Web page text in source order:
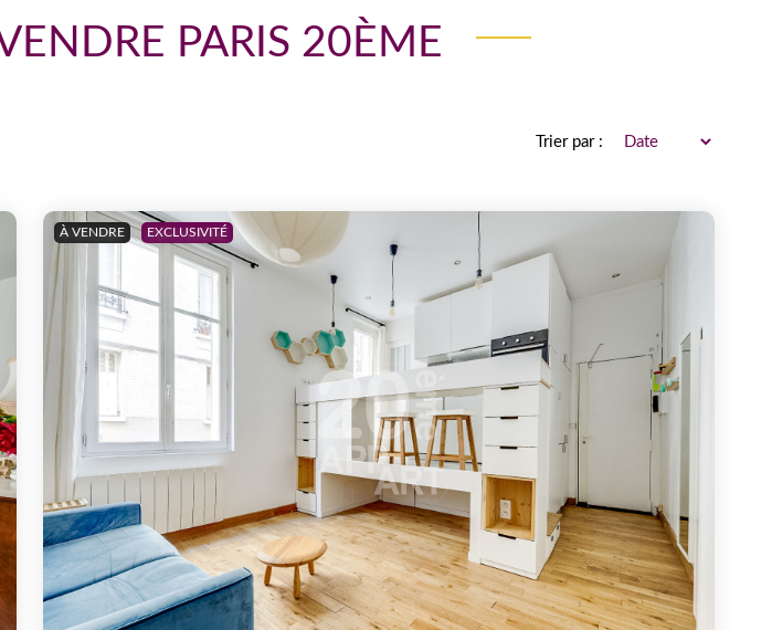
PARIS 20ÈME
Trier par :
À VENDRE EXCLUSIVITÉ